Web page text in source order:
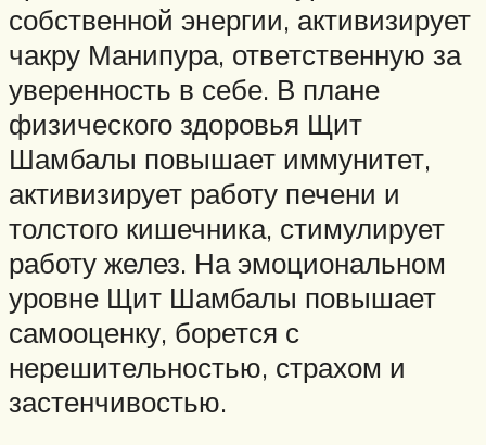
собственной энергии, активизирует
чакру Манипура, ответственную за
уверенность в себе. В плане
физического здоровья Щит
Шамбалы повышает иммунитет,
активизирует работу печени и
толстого кишечника, стимулирует
работу желез. На эмоциональном
уровне Щит Шамбалы повышает
самооценку, борется с
нерешительностью, страхом и
застенчивостью.